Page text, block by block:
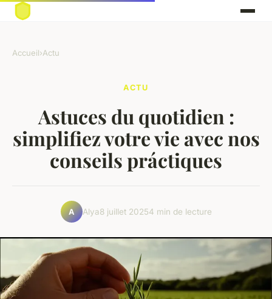
Accueil›Actu
ACTU
Astuces du quotidien :
simplifiez votre vie avec nos
conseils práctiques
A Alya8 juillet 20254 min de lecture